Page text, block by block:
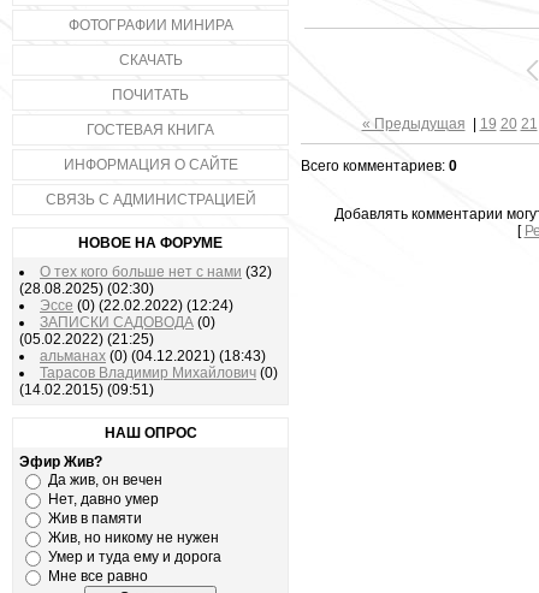
ФОТОГРАФИИ МИНИРА
СКАЧАТЬ
ПОЧИТАТЬ
ГОСТЕВАЯ КНИГА
ИНФОРМАЦИЯ О САЙТЕ
СВЯЗЬ С АДМИНИСТРАЦИЕЙ
НОВОЕ НА ФОРУМЕ
О тех кого больше нет с нами (32)
(28.08.2025) (02:30)
Эссе (0) (22.02.2022) (12:24)
ЗАПИСКИ САДОВОДА (0)
(05.02.2022) (21:25)
альманах (0) (04.12.2021) (18:43)
Тарасов Владимир Михайлович (0)
(14.02.2015) (09:51)
НАШ ОПРОС
Эфир Жив?
Да жив, он вечен
Нет, давно умер
Жив в памяти
Жив, но никому не нужен
Умер и туда ему и дорога
Мне все равно
« Предыдущая 19 20 21
Всего комментариев: 0
Добавлять комментарии
[